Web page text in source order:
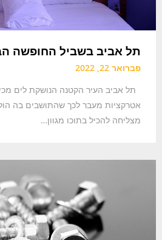
תל אביב בשביל החופשה
פברואר 22, 2022
תל אביב העיר הקטנה הנושקת לים
אטרקציות מעבר לכך שהתושבים בה
מצליחה להכיל בתוכו מגוון…